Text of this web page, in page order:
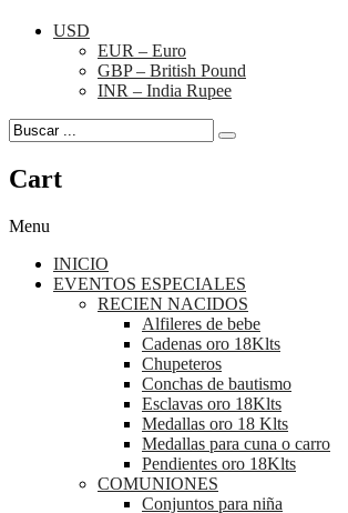
USD
EUR – Euro
GBP – British Pound
INR – India Rupee
Cart
Menu
INICIO
EVENTOS ESPECIALES
RECIEN NACIDOS
Alfileres de bebe
Cadenas oro 18Klts
Chupeteros
Conchas de bautismo
Esclavas oro 18Klts
Medallas oro 18 Klts
Medallas para cuna o carro
Pendientes oro 18Klts
COMUNIONES
Conjuntos para niña